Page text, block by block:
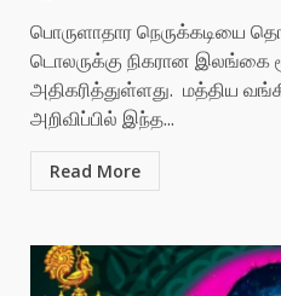
பொருளாதார நெருக்கடியை
டொலருக்கு நிகரான இலங்கை
அதிகரித்துள்ளது. மத்திய
அறிவிப்பில் இந்த...
Read More